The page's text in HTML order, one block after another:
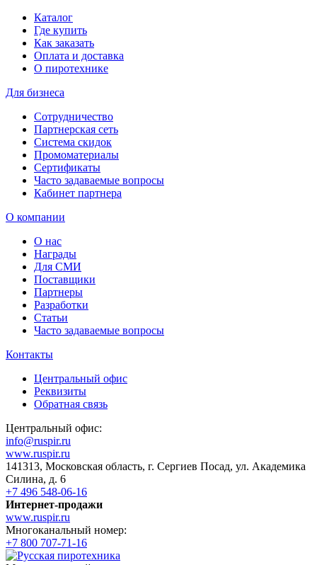
Каталог
Где купить
Как заказать
Оплата и доставка
О пиротехнике
Для бизнеса
Сотрудничество
Партнерская сеть
Система скидок
Промоматериалы
Сертификаты
Часто задаваемые вопросы
Кабинет партнера
О компании
О нас
Награды
Для СМИ
Поставщики
Партнеры
Разработки
Статьи
Часто задаваемые вопросы
Контакты
Центральный офис
Реквизиты
Обратная связь
Центральный офис:
info@ruspir.ru
www.ruspir.ru
141313, Московская область, г. Сергиев Посад, ул. Академика
Силина, д. 6
+7 496 548-06-16
Интернет-продажи
www.ruspir.ru
Многоканальный номер:
+7 800 707-71-16